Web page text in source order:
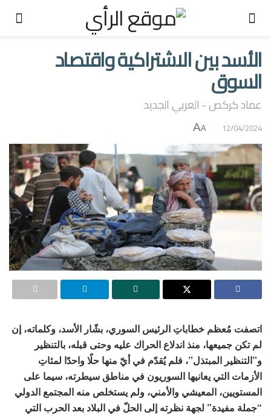
الأسد بين الاشتراكية واقتصاد
السوق
عماد كركص - العربي الجديد
12/04/2024
A
A
اتصفت مُعظم خطاباتِ الرئيس السوري، بشّار الأسد، وكلماته، إن
لم تكن جميعها، منذ اندلاع الحراك عليه وحتى قبله، بالتنظير
و”التنظير المبتذل”، فلم يُقدّم في أيّ منها حلًا واحدًا لمئاتِ
الأزمات التي يعانيها السوريون في مناطق سيطرته، سيما على
المستويين، المعيشي والأمني، ولم يستخلص منه المجتمع الدولي
“جملة مفيدة” لجهة نظرته إلى الحلّ في البلاد بعد الحرب التي